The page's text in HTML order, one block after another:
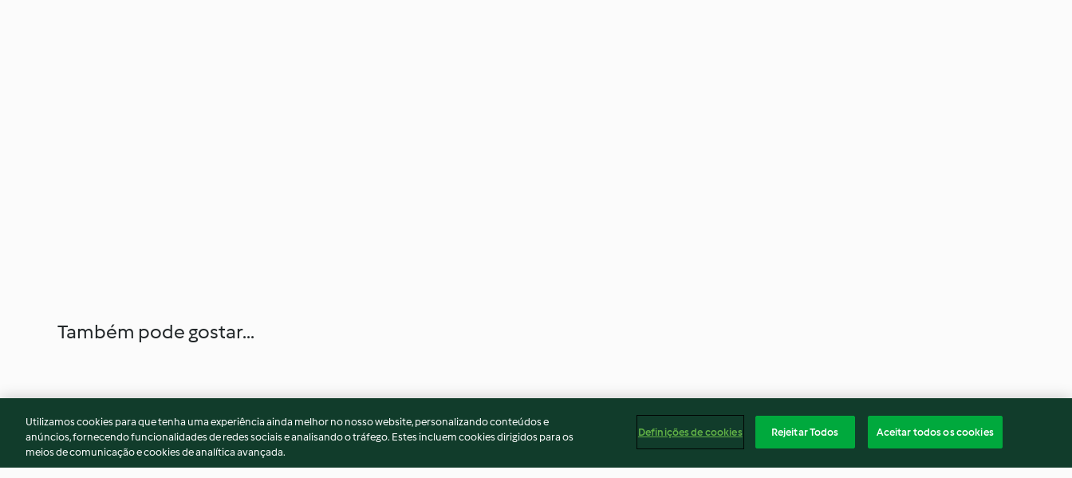
Também pode gostar...
Utilizamos cookies para que tenha uma experiência ainda melhor no nosso website, personalizando conteúdos e
anúncios, fornecendo funcionalidades de redes sociais e analisando o tráfego. Estes incluem cookies dirigidos para os
meios de comunicação e cookies de analítica avançada.
Definições de cookies Rejeitar Todos Aceitar todos os cookies